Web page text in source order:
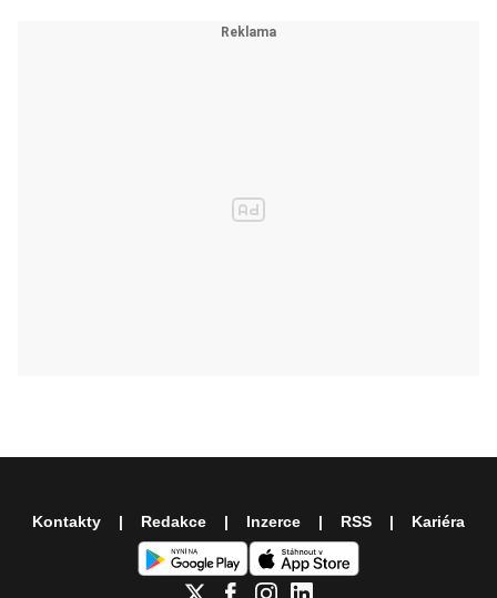
Kontakty Redakce Inzerce RSS Kariéra